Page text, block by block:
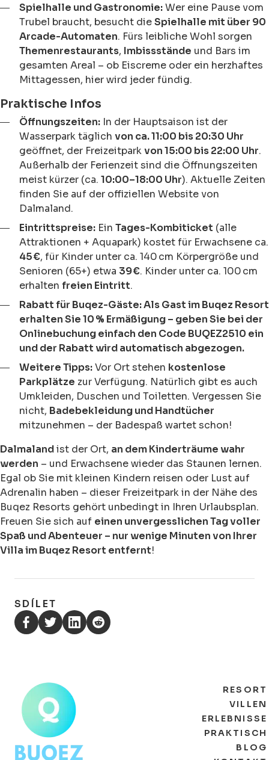
Spielhalle und Gastronomie:Wer eine Pause vom
Trubel braucht, besucht dieSpielhalle mit über 90
Arcade-Automaten. Fürs leibliche Wohl sorgen
Themenrestaurants, Imbissstände und Bars im
gesamten Areal – ob Eiscreme oder ein herzhaftes
Mittagessen, hier wird jeder fündig.
Praktische Infos
Öffnungszeiten: In der Hauptsaison ist der
Wasserpark täglich von ca. 11:00 bis 20:30 Uhr
geöffnet, der Freizeitparkvon 15:00 bis 22:00 Uhr.
Außerhalb der Ferienzeit sind die Öffnungszeiten
meist kürzer (ca. 10:00–18:00 Uhr). Aktuelle Zeiten
finden Sie auf der offiziellen Website von
Dalmaland.
Eintrittspreise: Ein Tages-Kombiticket (alle
Attraktionen + Aquapark) kostet für Erwachsene ca.
45 €, für Kinder unter ca. 140 cm Körpergröße und
Senioren (65+) etwa 39 €. Kinder unter ca. 100 cm
erhalten freien Eintritt.
Rabatt für Buqez-Gäste: Als Gast im Buqez Resort
erhalten Sie 10 % Ermäßigung – geben Sie bei der
Onlinebuchung einfach den Code BUQEZ2510 ein
und der Rabatt wird automatisch abgezogen.
Weitere Tipps:Vor Ort stehen kostenlose
Parkplätze zur Verfügung. Natürlich gibt es auch
Umkleiden, Duschen und Toiletten. Vergessen Sie
nicht, Badebekleidung und Handtücher
mitzunehmen – der Badespaß wartet schon!
Dalmalandist der Ort, an dem Kinderträume wahr
werden – und Erwachsene wieder das Staunen lernen.
Egal ob Sie mit kleinen Kindern reisen oder Lust auf
Adrenalin haben – dieser Freizeitpark in der Nähe des
Buqez Resorts gehört unbedingt in Ihren Urlaubsplan.
Freuen Sie sich auf einen unvergesslichen Tag voller
Spaß und Abenteuer – nur wenige Minuten von Ihrer
Villa im Buqez Resort entfernt!
SDÍLET
RESORT
VILLEN
ERLEBNISSE
PRAKTISCH
BLOG